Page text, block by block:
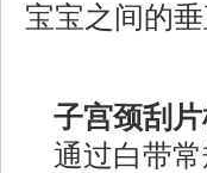
宝宝之间的垂
子宫颈刮
通过白带常